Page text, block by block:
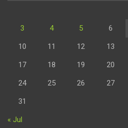
3 4 5 6
10 11 12 13
17 18 19 20
24 25 26 27
31
« Jul